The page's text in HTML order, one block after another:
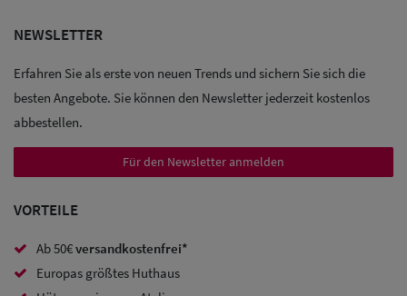
Caps
Sale: Army
Caps
Trucker
Caps
NEWSLETTER
Erfahren Sie als erste von neuen Trends und sichern Sie sich die
besten Angebote. Sie können den Newsletter jederzeit kostenlos
abbestellen.
Für den Newsletter anmelden
VORTEILE
Ab 50€versandkostenfrei*
Europas größtes Huthaus